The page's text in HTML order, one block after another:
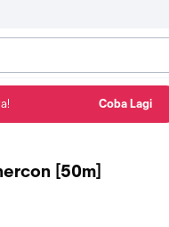
[50m]
Coba Lagi